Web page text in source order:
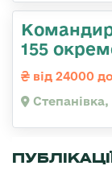
155
від 24000